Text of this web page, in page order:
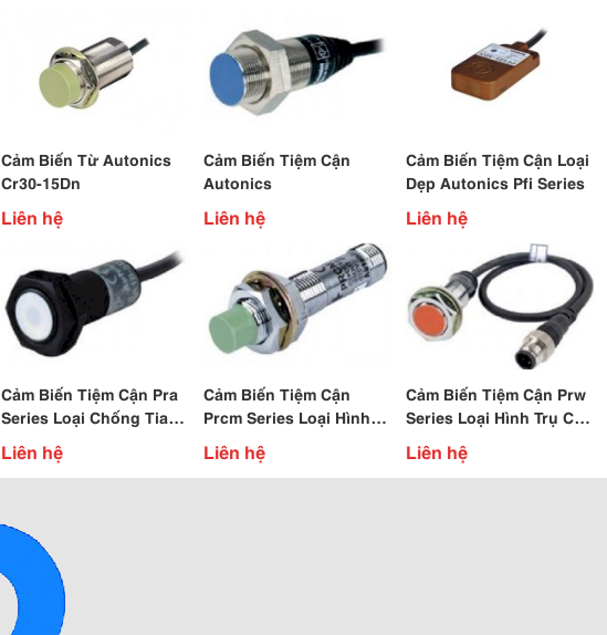
Cảm Biến Từ Autonics
Cr30-15Dn
Liên hệ
Cảm Biến Tiệm Cận
Autonics
Liên hệ
Cảm Biến Tiệm Cận Loại
Dẹp Autonics Pfi Series
Liên hệ
Cảm Biến Tiệm Cận Pra
Series Loại Chống Tia
Hàn Điện
Liên hệ
Cảm Biến Tiệm Cận
Prcm Series Loại Hình
Trụ Có Giắc Cắm
Liên hệ
Cảm Biến Tiệm Cận Prw
Series Loại Hình Trụ Có
Cáp/Giắc Cắm
Liên hệ